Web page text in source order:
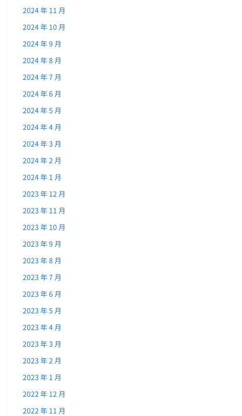
2024 年 11 月
2024 年 10 月
2024 年 9 月
2024 年 8 月
2024 年 7 月
2024 年 6 月
2024 年 5 月
2024 年 4 月
2024 年 3 月
2024 年 2 月
2024 年 1 月
2023 年 12 月
2023 年 11 月
2023 年 10 月
2023 年 9 月
2023 年 8 月
2023 年 7 月
2023 年 6 月
2023 年 5 月
2023 年 4 月
2023 年 3 月
2023 年 2 月
2023 年 1 月
2022 年 12 月
2022 年 11 月